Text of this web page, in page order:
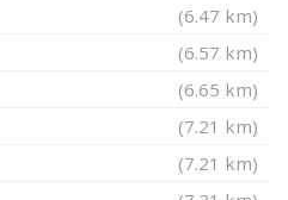
(6.47 km)
(6.57 km)
(6.65 km)
(7.21 km)
(7.21 km)